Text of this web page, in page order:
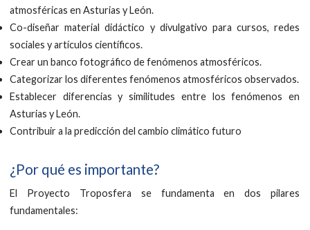
atmosféricas en Asturias y León.
Co-diseñar material didáctico y divulgativo para cursos, redes
sociales y artículos científicos.
Crear un banco fotográfico de fenómenos atmosféricos.
Categorizar los diferentes fenómenos atmosféricos observados.
Establecer diferencias y similitudes entre los fenómenos en
Asturias y León.
Contribuir a la predicción del cambio climático futuro
¿Por qué es importante?
El Proyecto Troposfera se fundamenta en dos pilares
fundamentales: